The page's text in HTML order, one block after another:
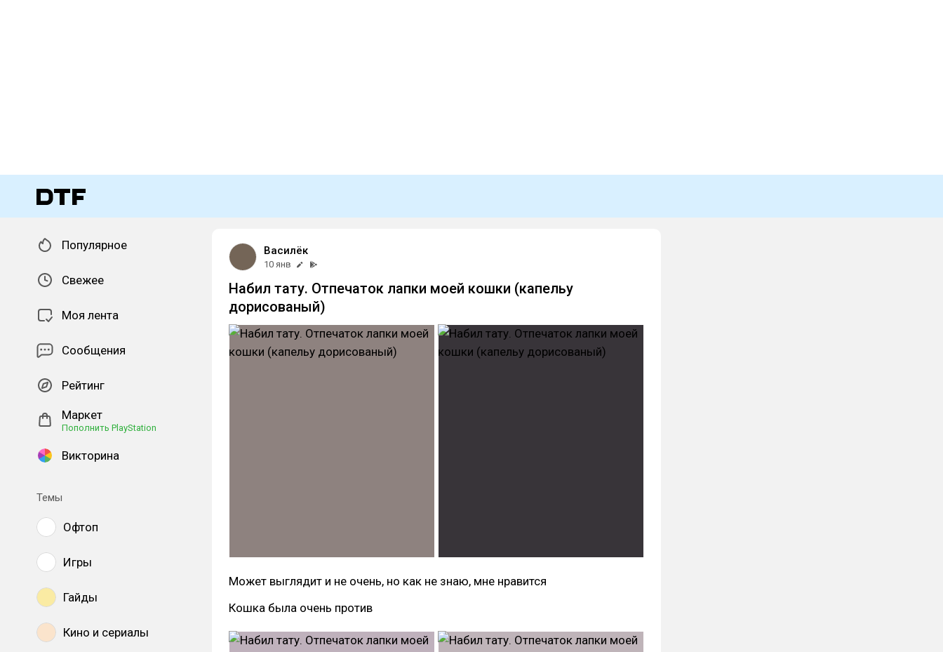
Популярное
Свежее
Моя лента
Сообщения
Рейтинг
Маркет
Пополнить PlayStation
Викторина
Темы
Офтоп
Игры
Гайды
Кино и сериалы
Василёк
10 янв
Набил тату. Отпечаток лапки моей кошки (капельу
дорисованый)
Может выглядит и не очень, но как не знаю, мне нравится
Кошка была очень против